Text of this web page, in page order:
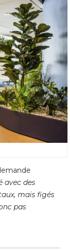
avec des
mais figés
pas